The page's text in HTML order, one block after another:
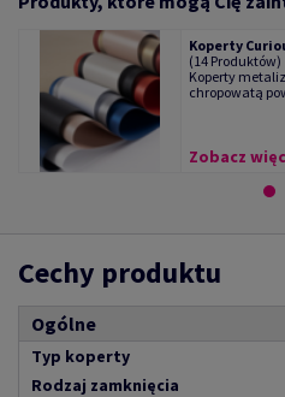
Koperty
(14 Produktów)
Koperty
chropowatą
Zobacz
Cechy produktu
Ogólne
Typ koperty
Rodzaj zamknięcia